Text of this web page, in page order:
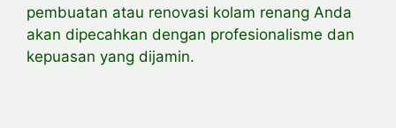
pembuatan atau renovasi kolam renang Anda
akan dipecahkan dengan profesionalisme dan
kepuasan yang dijamin.